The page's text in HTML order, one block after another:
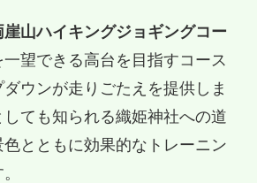
山ハイキングジョギングコー
望できる高台を目指すコース
ウンが走りごたえを提供しま
ても知られる織姫神社への道
とともに効果的なトレーニン